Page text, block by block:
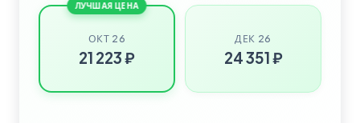
ЛУЧШАЯ ЦЕНА
ОКТ 26
21 223 ₽
ДЕК 26
24 351 ₽